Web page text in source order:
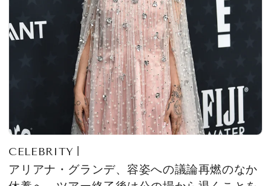
CELEBRITY
アリアナ・グランデ、容姿への議論再燃のなか